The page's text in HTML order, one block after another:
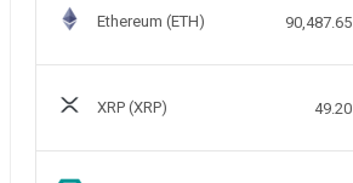
Ethereum (ETH) 90,487.65
XRP (XRP) 49.20